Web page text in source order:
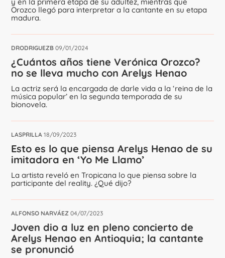
Orozco llegó para interpretar a la cantante en su etapa
madura.
DRODRIGUEZB 09/01/2024
¿Cuántos años tiene Verónica Orozco?
no se lleva mucho con Arelys Henao
La actriz será la encargada de darle vida a la ‘reina de la
música popular’ en la segunda temporada de su
bionovela.
LASPRILLA 18/09/2023
Esto es lo que piensa Arelys Henao de su
imitadora en ‘Yo Me Llamo’
La artista reveló en Tropicana lo que piensa sobre la
participante del reality. ¿Qué dijo?
ALFONSO NARVÁEZ 04/07/2023
Joven dio a luz en pleno concierto de
Arelys Henao en Antioquia; la cantante
se pronunció